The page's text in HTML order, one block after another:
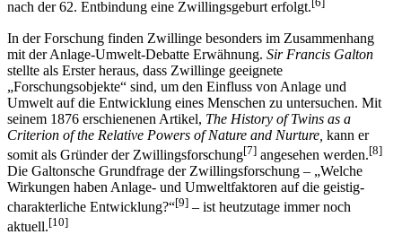
nach der 62. Entbindung eine Zwillingsgeburt erfolgt.
In der Forschung finden Zwillinge besonders im Zusammenhang
mit der Anlage-Umwelt-Debatte Erwähnung. Sir Francis Galton
stellte als Erster heraus, dass Zwillinge geeignete
„Forschungsobjekte“ sind, um den Einfluss von Anlage und
Umwelt auf die Entwicklung eines Menschen zu untersuchen. Mit
seinem 1876 erschienenen Artikel, The History of Twins as a
Criterion of the Relative Powers of Nature and Nurture, kann er
somit als Gründer der Zwillingsforschung[7] angesehen werden.[8]
Die Galtonsche Grundfrage der Zwillingsforschung – „Welche
Wirkungen haben Anlage- und Umweltfaktoren auf die geistig-
charakterliche Entwicklung?“[9] – ist heutzutage immer noch
aktuell.[10]